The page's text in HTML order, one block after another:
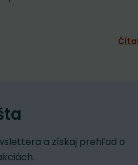
a získaj prehľad o